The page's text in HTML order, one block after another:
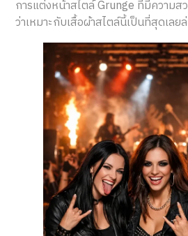
การแต่งหน้าสไตล์ Grunge ที่มีความส
ว่าเหมาะกับเสื้อผ้าสไตล์นี้เป็นที่สุดเลย